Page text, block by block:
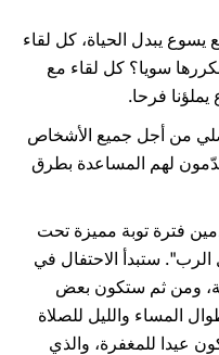
يسوع يبدل الحياة، كل لقاء
سويا؟ كل لقاء مع
فرحا.
من أجل جميع الأشخاص
لهم المساعدة بطرق
فترة توبة مميزة تحت
ستبدأ الاحتفال في
ومن ثم ستكون بعض
المساء والليل للصلاة
عيدا للمغفرة، والذي